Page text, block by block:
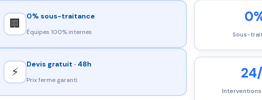
🏢
0% sous-traitance
Équipes 100% internes
⚡
Devis gratuit · 48h
Prix ferme garanti
Sous-